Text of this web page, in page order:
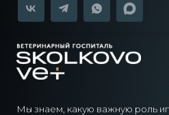
Мы знаем, какую важную роль